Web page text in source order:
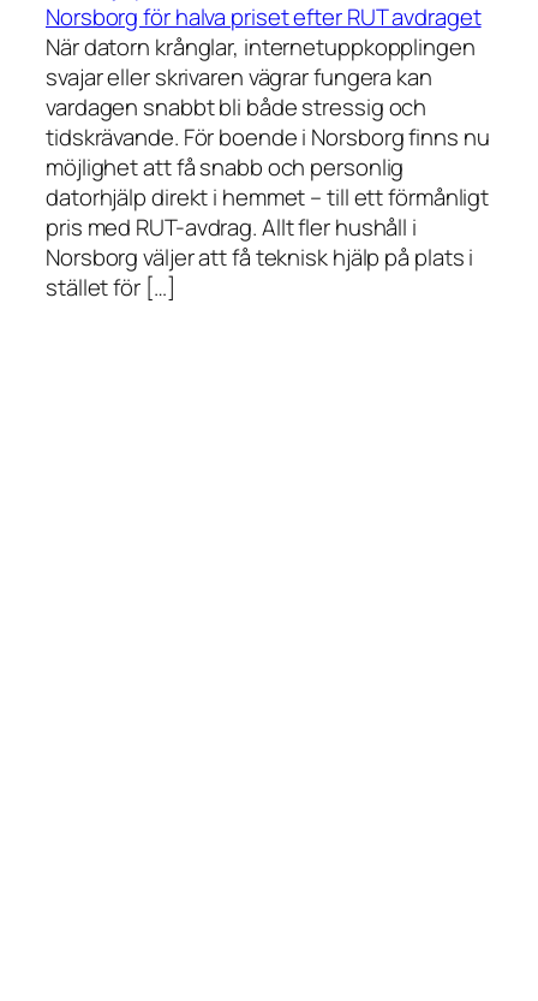
Norsborg för halva priset efter RUT avdraget
När datorn krånglar, internetuppkopplingen
svajar eller skrivaren vägrar fungera kan
vardagen snabbt bli både stressig och
tidskrävande. För boende i Norsborg finns nu
möjlighet att få snabb och personlig
datorhjälp direkt i hemmet – till ett förmånligt
pris med RUT-avdrag. Allt fler hushåll i
Norsborg väljer att få teknisk hjälp på plats i
stället för […]